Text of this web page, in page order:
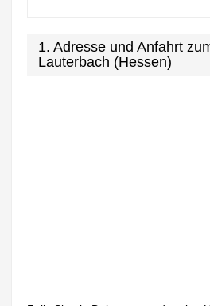
1. Adresse und Anfahrt
Lauterbach (Hessen)